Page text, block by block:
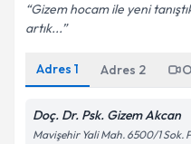
Gizem hocam ile yeni
artık...
Adres 1 Adres 2
Doç. Dr. Psk. Gizem Akcan
Mavişehir Yali Mah. 6500/1 Sok.